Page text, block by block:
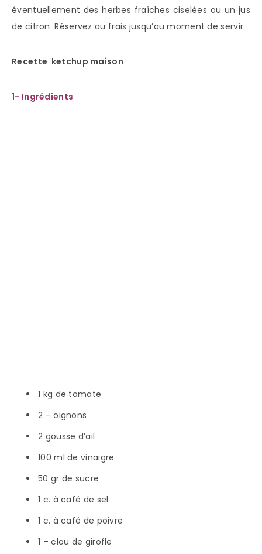
éventuellement des herbes fraîches ciselées ou un jus
de citron. Réservez au frais jusqu’au moment de servir.
Recette ketchup maison
1- Ingrédients
1 kg de tomate
2 – oignons
2 gousse d’ail
100 ml de vinaigre
50 gr de sucre
1 c. à café de sel
1 c. à café de poivre
1 – clou de girofle